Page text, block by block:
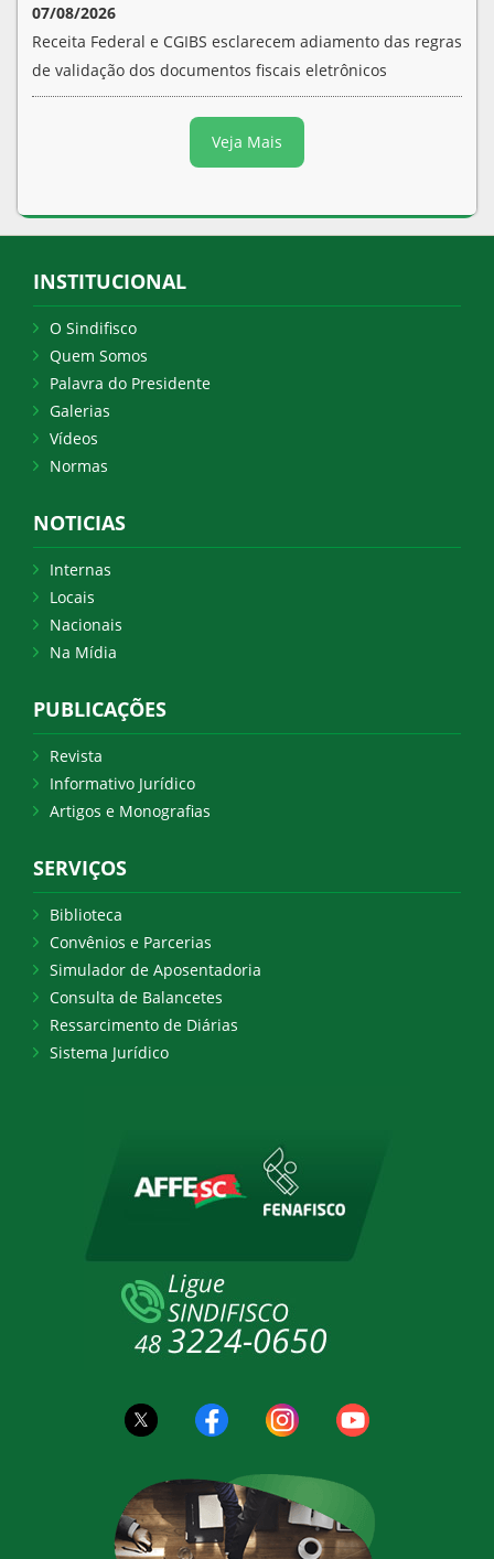
07/08/2026
Receita Federal e CGIBS esclarecem adiamento das regras
de validação dos documentos fiscais eletrônicos
Veja Mais
INSTITUCIONAL
O Sindifisco
Quem Somos
Palavra do Presidente
Galerias
Vídeos
Normas
NOTICIAS
Internas
Locais
Nacionais
Na Mídia
PUBLICAÇÕES
Revista
Informativo Jurídico
Artigos e Monografias
SERVIÇOS
Biblioteca
Convênios e Parcerias
Simulador de Aposentadoria
Consulta de Balancetes
Ressarcimento de Diárias
Sistema Jurídico